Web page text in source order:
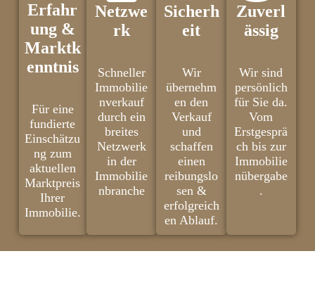
Erfahr
ung &
Marktk
enntnis
Für eine
fundierte
Einschätzu
ng zum
aktuellen
Marktpreis
Ihrer
Immobilie.
Netzwe
rk
Schneller
Immobilie
nverkauf
durch ein
breites
Netzwerk
in der
Immobilie
nbranche
Sicherh
eit
Wir
übernehm
en den
Verkauf
und
schaffen
einen
reibungslo
sen &
erfolgreich
en Ablauf.
Zuverl
ässig
Wir sind
persönlich
für Sie da.
Vom
Erstgesprä
ch bis zur
Immobilie
nübergabe
.